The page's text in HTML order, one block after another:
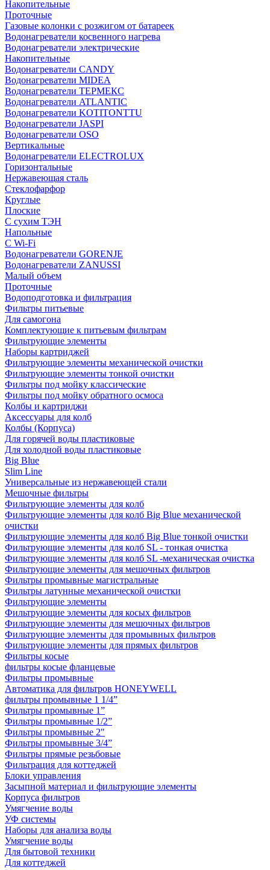
Накопительные
Проточные
Газовые колонки с розжигом от батареек
Водонагреватели косвенного нагрева
Водонагреватели электрические
Накопительные
Водонагреватели CANDY
Водонагреватели MIDEA
Водонагреватели ТЕРМЕКС
Водонагреватели ATLANTIC
Водонагреватели KOTITONTTU
Водонагреватели JASPI
Водонагреватели OSO
Вертикальные
Водонагреватели ELECTROLUX
Горизонтальные
Нержавеющая сталь
Стеклофарфор
Круглые
Плоские
С сухим ТЭН
Напольные
С Wi-Fi
Водонагреватели GORENJE
Водонагреватели ZANUSSI
Малый объем
Проточные
Водоподготовка и фильтрация
Фильтры питьевые
Для самогона
Комплектующие к питьевым фильтрам
Фильтрующие элементы
Наборы картриджей
Фильтрующие элементы механической очистки
Фильтрующие элементы тонкой очистки
Фильтры под мойку классические
Фильтры под мойку обратного осмоса
Колбы и картриджи
Аксессуары для колб
Колбы (Корпуса)
Для горячей воды пластиковые
Для холодной воды пластиковые
Big Blue
Slim Line
Универсальные из нержавеющей стали
Мешочные фильтры
Фильтрующие элементы для колб
Фильтрующие элементы для колб Big Blue механической
очистки
Фильтрующие элементы для колб Big Blue тонкой очистки
Фильтрующие элементы для колб SL - тонкая очистка
Фильтрующие элементы для колб SL -механическая очистка
Фильтрующие элементы для мешочных фильтров
Фильтры промывные магистральные
Фильтры латунные механической очистки
Фильтрующие элементы
Фильтрующие элементы для косых фильтров
Фильтрующие элементы для мешочных фильтров
Фильтрующие элементы для промывных фильтров
Фильтрующие элементы для прямых фильтров
Фильтры косые
фильтры косые фланцевые
Фильтры промывные
Автоматика для фильтров HONEYWELL
фильтры промывные 1 1/4”
Фильтры промывные 1”
Фильтры промывные 1/2”
Фильтры промывные 2"
Фильтры промывные 3/4”
Фильтры прямые резьбовые
Фильтрация для коттеджей
Блоки управления
Засыпной материал и фильтрующие элементы
Корпуса фильтров
Умягчение воды
УФ системы
Наборы для анализа воды
Умягчение воды
Для бытовой техники
Для коттеджей